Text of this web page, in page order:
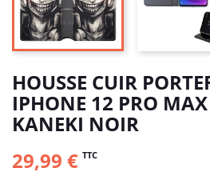
HOUSSE CUIR
IPHONE 12 PRO
KANEKI NOIR
29,99 € TTC